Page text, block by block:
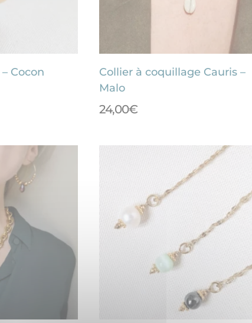
Cocon
Collier à coquillage Cauris –
Malo
24,00€